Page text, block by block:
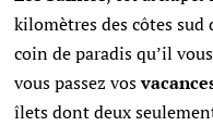
kilomètres des côtes sud
coin de paradis qu’il
vous passez vos
îlets dont deux